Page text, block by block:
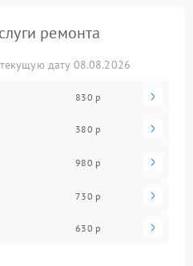
ремонта
дату 08.08.2026
830 р
380 р
980 р
730 р
630 р